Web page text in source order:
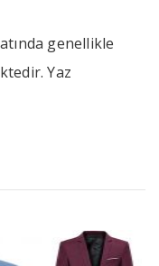
genellikle
Yaz